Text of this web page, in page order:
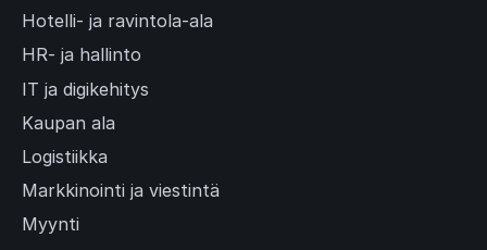
Hotelli- ja ravintola-ala
HR- ja hallinto
IT ja digikehitys
Kaupan ala
Logistiikka
Markkinointi ja viestintä
Myynti